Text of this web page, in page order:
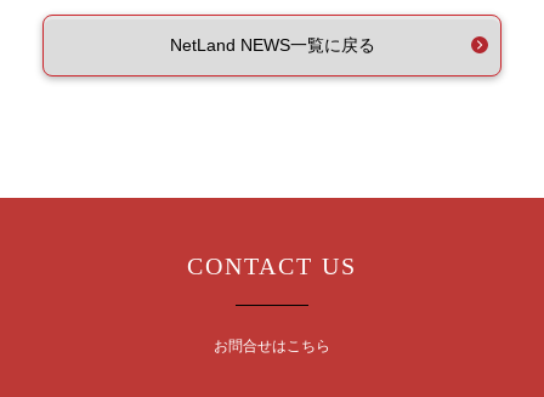
NetLand NEWS一覧に戻る
CONTACT US
お問合せはこちら